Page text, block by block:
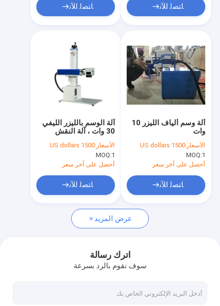
منتجات
معلومات عنا
جولة في المعمل
أخبار
اطلب اقتباس
آلة التنظيف بالليزر المحمولة
آلة تنظيف الصدأ بالليزر
آلة لحام الليزر والمجوهرات
ﺎﺘﺼﻟ ﺍﻶﻧ ﺎﺘﺼﻟ ﺍﻶﻧ
آلة الوسم بالليزر الليفي
30 وات ، آلة النقش
المحمولة
الأسعار:1500 US dollars
MOQ:1
أحصل على آخر سعر
ﺎﺘﺼﻟ ﺍﻶﻧ
آلة وسم ألياف الليزر 10
وات
الأسعار:1500 US dollars
MOQ:1
أحصل على آخر سعر
ﺎﺘﺼﻟ ﺍﻶﻧ
عرض المزيد
اترك رسالة
سوف نقوم بالرد بسرعة